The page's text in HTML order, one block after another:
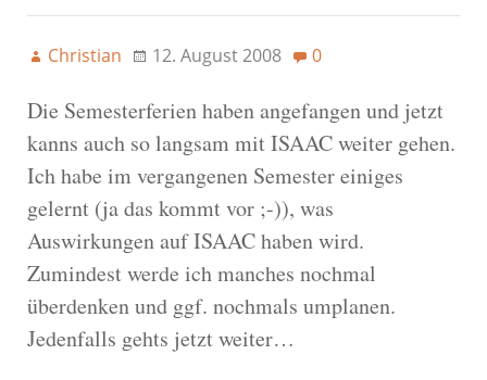
Christian 12. August 2008 0
Die Semesterferien haben angefangen und jetzt
kanns auch so langsam mit ISAAC weiter gehen.
Ich habe im vergangenen Semester einiges
gelernt (ja das kommt vor ;-)), was
Auswirkungen auf ISAAC haben wird.
Zumindest werde ich manches nochmal
überdenken und ggf. nochmals umplanen.
Jedenfalls gehts jetzt weiter…